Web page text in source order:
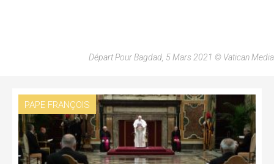
Départ Pour Bagdad, 5 Mars 2021 © Vatican Media
PAPE FRANÇOIS